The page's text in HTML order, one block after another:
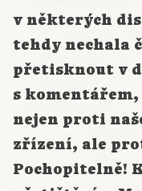
v některých
tehdy nechala
přetisknout v
s komentářem,
nejen proti
zřízení, ale
Pochopitelně!